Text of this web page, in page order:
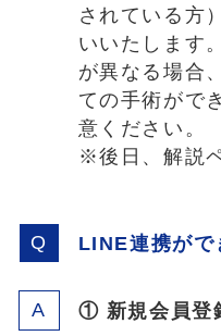
されている方
いいたします
が異なる場合
ての手術がで
意ください。
※後日、解説
LINE連携がで
① 新規会員登